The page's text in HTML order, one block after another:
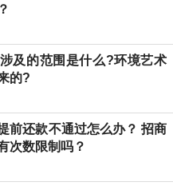
及的范围是什么?环境艺术
的?
前还款不通过怎么办？ 招商
次数限制吗？